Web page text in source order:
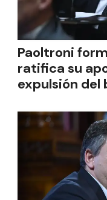
Paoltroni
ratifica su
expulsión